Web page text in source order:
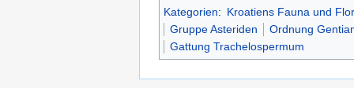
Kategorien: Kroatiens Fauna und
Gruppe Asteriden
Ordnung
Gattung Trachelospermum